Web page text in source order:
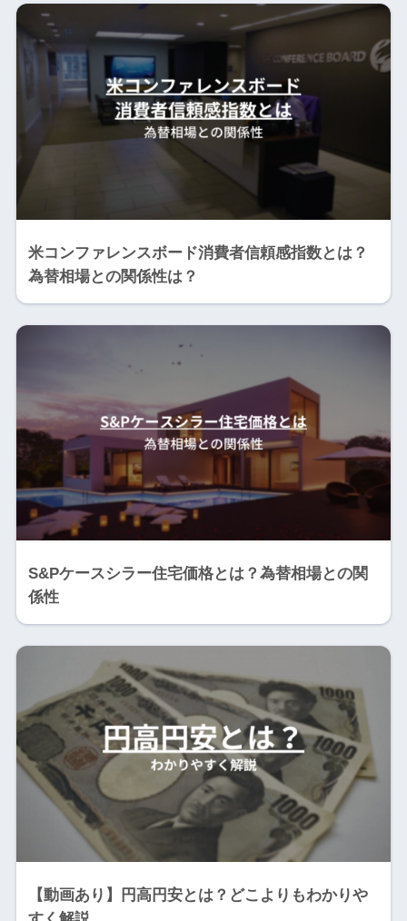
米コンファレンスボード消費者信頼感指数とは？
為替相場との関係性は？
S&Pケースシラー住宅価格とは？為替相場との関
係性
【動画あり】円高円安とは？どこよりもわかりや